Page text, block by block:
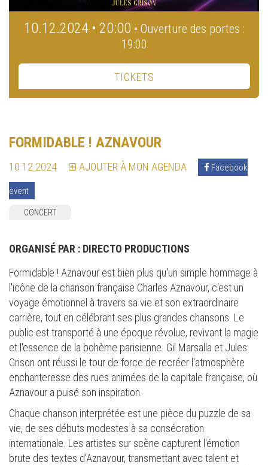
10.12.2024 • 20:00 • Ouverture des portes :
19:00
TICKETS
FORMIDABLE ! AZNAVOUR
10.12.2024 AJOUTER À MON AGENDA Facebook
event
CONCERT
ORGANISÉ PAR : DIRECTO PRODUCTIONS
Formidable ! Aznavour est bien plus qu'un simple hommage à
l'icône de la chanson française Charles Aznavour, c'est un
voyage émotionnel à travers sa vie et son extraordinaire
carrière, tout en célébrant ses plus grandes chansons. Le
public est transporté à une époque révolue, revivant la magie
et l'essence de la bohème parisienne. Gil Marsalla et Jules
Grison ont réussi le tour de force de recréer l'atmosphère
enchanteresse des rues animées de la capitale française, où
Aznavour a puisé son inspiration.
Chaque chanson interprétée est une pièce du puzzle de sa
vie, de ses débuts modestes à sa consécration
internationale. Les artistes sur scène capturent l'émotion
brute des textes d'Aznavour, transmettant avec talent et